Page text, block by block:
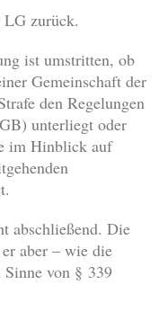
LG zurück.
ist umstritten, ob
Gemeinschaft der
den Regelungen
unterliegt oder
im Hinblick auf
abschließend. Die
aber – wie die
Sinne von § 339